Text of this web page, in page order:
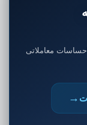
معاملاتی
→